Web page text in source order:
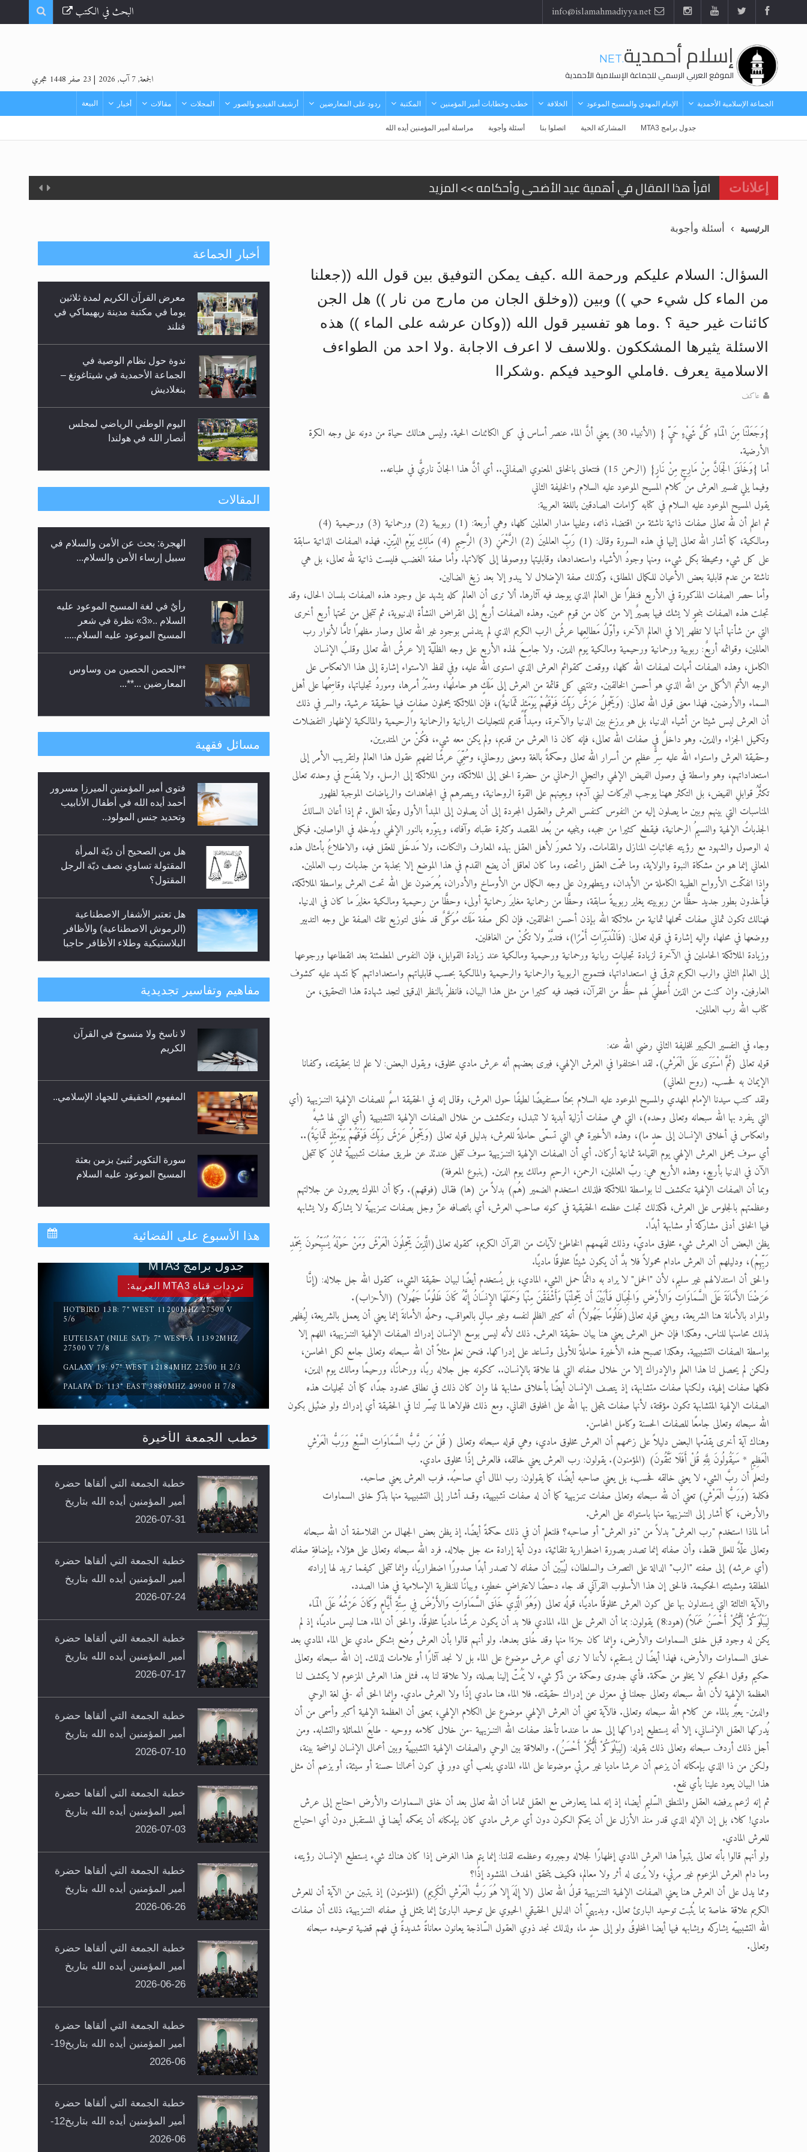
البحث في الكتب
إسلام أحمدية.NET
الموقع العربي الرسمي للجماعة الإسلامية الأحمدية الجمعة, 7 آب, 2026 | 23 صفر 1448 هجري
الجماعة الإسلامية الأحمدية الإمام المهدي والمسيح الموعود الخلافة خطب وخطابات أمير المؤمنين المكتبة ردود على المعارضين أرشيف الفيديو والصور المجلات مقالات أخبار البيعة
جدول برامج MTA3 المشاركة الحية اتصلوا بنا أسئلة وأجوبة مراسلة أمير المؤمنين أيده الله
إعلانات
اقرأ هذا المقال في أهمية عيد الأضحى وأحكامه >> المزيد
الحجّ.. دلالات، حِكم، وأهداف >> المزيد
تعميم هامّ لأفراد الجماعة >> المزيد
تعميم هامّ لأفراد الجماعة >> المزيد
إعلان هامّ بخصوص الرسائل المرسلة إلى حضرة امير المؤمنين أيده الله والمكتب العربي >> المزيد
للانتقال إلى كافة الردود على القمص زكريا يطرس وأعداء الإسلام اضغط هنا >> المزيد
اقرأ هذا الكتاب وتعرّف على حقيقة الإسراء والمعراج >> المزيد
الرئيسية أسئلة وأجوبة
السؤال: السلام عليكم ورحمة الله .كيف يمكن التوفيق بين قول الله ((جعلنا
من الماء كل شيء حي )) وبين ((وخلق الجان من مارج من نار )) هل الجن
كائنات غير حية ؟ .وما هو تفسير قول الله ((وكان عرشه على الماء )) هذه
الاسئلة يثيرها المشككون .وللاسف لا اعرف الاجابة .ولا احد من الطواءف
الاسلامية يعرف .فاملي الوحيد فيكم .وشكراا
عاكف
{وَجَعَلْنَا مِنَ الْمَاءِ كُلَّ شَيْءٍ حَيٍّ } (الأنبياء 30) يعني أنَّ الماء عنصر أساس في كل الكائنات الحية. وليس هنالك حياة من دونه على وجه الكرة
الأرضية.
أما {وَخَلَقَ الْجَانَّ مِنْ مَارِجٍ مِنْ نَارٍ} (الرحمن 15) فتتعلق بالخلق المعنوي الصفاتي.. أي أنَّ هذا الجانّ ناريٌّ في طباعه..
وفيما يلي تفسير العرش من كلام المسيح الموعود عليه السلام والخليفة الثاني
يقول المسيح الموعود عليه السلام في كتابه كرامات الصادقين باللغة العربية:
ثم اعلم أن لله تعالى صفات ذاتية ناشئة من اقتضاء ذاته، وعليها مدار العالمين كلها، وهي أربعة: (1) ربوبية (2) ورحمانية (3) ورحيمية (4)
ومالكية، كما أشار الله تعالى إليها في هذه السورة وقال: (1) رَبِّ العالمينَ (2) الرَّحْمَنِ (3) الرَّحِيمِ (4) مَالِكِ يَوْمِ الدِّينِ. فهذه الصفات الذاتية سابقة
على كل شيء ومحيطة بكل شيء، ومنها وجودُ الأشياء واستعدادها، وقابليتها ووصولها إلى كمالاتها. وأما صفة الغضب فليست ذاتية لله تعالى، بل هي
ناشئة من عدم قابلية بعض الأعيان للكمال المطلق، وكذلك صفة الإضلال لا يبدو إلا بعد زيغ الضالين.
وأما حصر الصفات المذكورة في الأربع فنظرًا على العالم الذي يوجد فيه آثارها. ألا ترى أن العالم كله يشهد على وجود هذه الصفات بلسان الحال، وقد
تجلت هذه الصفات بنحوٍ لا يشك فيها بصيرٌ إلا من كان من قوم عمين. وهذه الصفات أربعٌ إلى انقراض النشأة الدنيوية، ثم تتجلى من تحتها أربع أخرى
التي من شأنها أنها لا تظهر إلا في العالم الآخر، وأوّلُ مَطالِعِها عرشُ الرب الكريم الذي لم يتدنس بوجودِ غير الله تعالى وصار مظهرًا تامًّا لأنوار رب
العالمين، وقوائمه أربعٌ: ربوبية ورحمانية ورحيمية ومالكية يوم الدين. ولا جامِعَ لهذه الأربع على وجه الظلّيّة إلا عرشُ الله تعالى وقلبُ الإنسان
الكامل، وهذه الصفات أمهات لصفات الله كلها، ووقعت كقوائم العرش الذي استوى الله عليه، وفي لفظ الاستواء إشارة إلى هذا الانعكاس على
الوجه الأتم الأكمل من الله الذي هو أحسن الخالقين. وتنتهي كل قائمة من العرش إلى مَلَكٍ هو حاملُها، ومدبّرُ أمرها، وموردُ تجلياتها، وقاسِمُها على أهل
السماء والأرضين. فهذا معنى قول الله تعالى: (وَيَحْمِلُ عَرْشَ رَبِّكَ فَوْقَهُمْ يَوْمَئِذٍ ثَمَانيةٌ)، فإن الملائكة يحملون صفاتٍ فيها حقيقة عرشية. والسر في ذلك
أن العرش ليس شيئا من أشياء الدنيا، بل هو برزخ بين الدنيا والآخرة، ومبدأٌ قديم للتجليات الربانية والرحمانية والرحيمية والمالكية لإظهار التفضلات
وتكميل الجزاء والدين. وهو داخلٌ في صفات الله تعالى، فإنه كان ذا العرش من قديم، ولم يكن معه شيء، فكُنْ من المتدبرين.
وحقيقة العرش واستواء الله عليه سِرٌّ عظيم من أسرار الله تعالى وحكمةٌ بالغة ومعنى روحاني، وسُمِّيَ عرشًا لتفهيم عقول هذا العالم ولتقريب الأمر إلى
استعداداتهم، وهو واسطة في وصول الفيض الإلهي والتجلي الرحماني من حضرة الحق إلى الملائكة، ومن الملائكة إلى الرسل. ولا يقدَح في وحدته تعالى
تكثُّرُ قوابلِ الفيض، بل التكثر ههنا يوجب البركات لبني آدم، ويعِينهم على القوة الروحانية، وينصرهم في المجاهدات والرياضات الموجبة لظهور
المناسبات التي بينهم وبين ما يصلون إليه من النفوس كنفس العرش والعقول المجردة إلى أن يصلون إلى المبدأ الأول وعلّة العلل. ثم إذا أعان السالكَ
الجذباتُ الإلهية والنسيمُ الرحمانية، فيقطع كثيرا من حجبه، وينجيه من بُعد المقصد وكثرة عقباته وآفاته، وينوِّره بالنور الإلهي ويُدخله في الواصلين. فيكمل
له الوصول والشهود مع رؤيته عجائباتِ المنازل والمقامات. ولا شعورَ لأهل العقل بهذه المعارف والنكات، ولا مَدخَل للعقل فيه، والاطلاعُ بأمثال هذه
المعاني إنما هو من مشكاة النبوة والولاية، وما شمّت العقل رائحته، وما كان لعاقل أن يضع القدم في هذا الموضع إلا بجذبة من جذبات رب العالمين.
وإذا انفكّت الأرواح الطيبة الكاملة من الأبدان، ويتطهرون على وجه الكمال من الأوساخ والأدران، يُعرَضون على الله تحت العرش بواسطة الملائكة،
فيأخذون بطور جديد حظًّا من ربوبيته يغاير ربوبيةً سابقة، وحظًّا من رحمانية مغايرَ رحمانيةٍ أولى، وحظًّا من رحيمية ومالكية مغايرَ ما كان في الدنيا.
فهنالك تكون ثماني صفات تحملها ثمانية من ملائكة الله بإذن أحسن الخالقين. فإن لكل صفة مَلَك مُوَكَّلٌ قد خُلق لتوزيع تلك الصفة على وجه التدبير
ووضعها في محلها، وإليه إشارة في قوله تعالى: (فَالْمُدَبِّرَاتِ أَمْرًا)، فتدبَّرْ ولا تكُنْ من الغافلين.
وزيادة الملائكة الحاملين في الآخرة لزيادة تجلياتٍ ربانية ورحمانية ورحيمية ومالكية عند زيادة القوابل، فإن النفوس المطمئنة بعد انقطاعها ورجوعها
إلى العالم الثاني والرب الكريم تترقى في استعداداتها، فتتموج الربوبية والرحمانية والرحيمية والمالكية بحسب قابلياتهم واستعداداتهم كما تشهد عليه كشوف
العارفين. وإن كنت من الذين أُعطيَ لهم حظٌّ من القرآن، فتجد فيه كثيرا من مثل هذا البيان، فانظرْ بالنظر الدقيق لتجد شهادة هذا التحقيق، من
كتاب الله رب العالمين.
وجاء في التفسير الكبير للخليفة الثاني رضي الله عنه:
قوله تعالى (ثُمَّ اسْتَوَى عَلَى الْعَرْشِ). لقد اختلفوا في العرش الإلهي، فيرى بعضهم أنه عرش مادي مخلوق، ويقول البعض: لا علم لنا بحقيقته، وكفانا
الإيمان به فحسب. (روح المعاني)
ولقد كتب سيدنا الإمام المهدي والمسيح الموعود عليه السلام بحثًا مستفيضًا لطيفًا حول العرش، وقال إنه في الحقيقة اسمٌ للصفات الإلهية التنـزيهية (أي
التي ينفرد بها الله سبحانه وتعالى وحده)، التي هي صفات أزلية أبدية لا تتبدل، وتنكشف من خلال الصفات الإلهية التشبيهية (أي التي لها شبهٌ
وانعكاس في أخلاق الإنسان إلى حدٍ ما)، وهذه الأخيرة هي التي تسمّى حاملةً للعرش، بدليل قوله تعالى (وَيَحْمِلُ عَرْشَ رَبِّكَ فَوْقَهُمْ يَوْمَئِذٍ ثَمَانِيَةٌ)..
أي سوف يحمل العرش الإلهي يوم القيامة ثمانية أركان. أي أن الصفات الإلهية التنـزيهية سوف تتجلى عندئذ عن طريق صفات تشبيهيّة ثمانٍ كما تتجلى
الآن في الدنيا بأربعٍ، وهذه الأربع هي: ربّ العالمين، الرحمن، الرحيم ومالك يوم الدين. ‎(ينبوع المعرفة)
وبما أن الصفات الإلهية تنكشف لنا بواسطة الملائكة فلذلك استخدم الضمير (هُم) بدلاً من (ها) فقال (فوقهم). وكما أن الملوك يعبرون عن جلالتهم
وعظمتهم بالجلوس على العرش، فكذلك تجلت عظمته الحقيقية في كونه صاحب العرش، أي باتصافه عزّ وجل بصفات تنـزيهيّة لا يشاركه ولا يشابهه
فيها الخلق أدنى مشاركة أو مشابهة أبدًا.
يظن البعض أن العرش شيء مخلوق ماديّ، وذلك لفَهمهم الخاطئ لآيات من القرآن الكريم، كقوله تعالى(الَّذِينَ يَحْمِلُونَ الْعَرْشَ وَمَنْ حَوْلَهُ يُسَبِّحُونَ بِحَمْدِ
رَبِّهِمْ)، ودليلهم أن العرش مادام محمولاً فلا بدَّ أن يكون شيئًا مخلوقًا ماديًا.
والحق أن استدلالهم غير سليم، لأن "الحمل" لا يراد به دائمًا حمل الشيء المادي، بل يُستخدم أيضًا لبيان حقيقة الشيء، كقول الله جل جلاله: (إِنَّا
عَرَضْنَا الأَمَانَةَ عَلَى السَّمَاوَاتِ وَالأَرْضِ وَالْجِبَالِ فَأَبَيْنَ أَن يَحْمِلْنَهَا وَأَشْفَقْنَ مِنْهَا وَحَمَلَهَا الإِنسَانُ إِنَّهُ كَانَ ظَلُومًا جَهُولا) (الأحزاب).
والمراد بالأمانة هنا الشريعة، ويعني قوله تعالى(ظَلُومًا جَهُولاً) أنه كثير الظلم لنفسه وغير مبالٍ بالعواقب. وحملُه الأمانةَ إنما يعني أن يعمل بالشريعة، لِيُظهر
بذلك محاسنها للناس. وهكذا فإن حمل العرش يعني هنا بيان حقيقة العرش. ذلك لأنه ليس بوسع الإنسان إدراك الصفات الإلهية التنـزيهية، اللهم إلا
بواسطة الصفات التشبيهية. وهكذا تصبح هذه الأخيرة حاملةً للأولى وتساعد على إدراكها. فنحن نعلم مثلاً أن الله سبحانه وتعالى جامع لكل المحاسن،
ولكن لم يحصل لنا هذا العلم والإدراك إلا من خلال صفاته التي لها علاقة بالإنسان.. ككونه جل جلاله ربًا، ورحمانًا، ورحيمًا ومالك يوم الدين،
فكلها صفات إلهية، ولكنها صفات متشابهة، إذ يتصف الإنسان أيضًا بأخلاق مشابهة لها وإن كان ذلك في نطاق محدود جدًا، كما أن تجليات هذه
الصفات الإلهية المتشابهة تكون مؤقتة، لأنها صفات يتجلى بها الله على المخلوق الفاني. ومع ذلك فلولاها لما تيسّر لنا في الحقيقة أي إدراك ولو ضئيل بكون
الله سبحانه وتعالى جامعًا للصفات الحسنة وكامل المحاسن.
وهناك آية أخرى يقدّمها البعض دليلاً على زعمهم أن العرش مخلوق مادي، وهي قوله سبحانه وتعالى ( قُلْ مَن رَّبُّ السَّمَاوَاتِ السَّبْعِ وَرَبُّ الْعَرْشِ
الْعَظِيمِ * سَيَقُولُونَ لِلَّهِ قُلْ أَفَلَا تَتَّقُونَ) (المؤمنون). يقولون: رب العرش يعني خالقه، فالعرش إذًا مخلوق مادي.
ولنعلم أن ربَّ الشيء لا يعني خالقه فحسب، بل يعني صاحبه أيضًا، كما يقولون: رب المال أي صاحبُه. فرب العرش يعني صاحبه.
فكلمة (وَرَبُّ الْعَرْشِ) تعني أن لله سبحانه وتعالى صفات تنـزيهية كما أن له صفات تشبيهية، وقــد أشار إلى التشبيهـية منها بذكر خلق السماوات
والأرض، كما أشار إلى التنـزيهية منها باستوائه على العرش.
أما لماذا استخدم "رب العرش" بدلاً من "ذو العرش" أو صاحبه؟ فلنعلم أن في ذلك حكمةً أيضًا. إذ يظن بعض الجهال من الفلاسفة أن الله سبحانه
وتعالى علّةٌ للعلل فقط، وأن صفاته إنما تصدر بصورة اضطرارية تلقائية، دون أية إرادة منه جل جلاله. فرد الله سبحانه وتعالى على هؤلاء بإضافةِ صفاته
(أي عرشه) إلى صفته "الرب" الدالة على التصرف والسلطان، ليُبّين أن صفاته لا تصدر أبدًا صدورًا اضطراريًا، وإنما تتجلى كيفما تريد لها إرادته
المطلقة ومشيئته الحكيمة. فالحق إن هذا الأسلوب القرآني قد جاء دحضًا لاعتراضٍ خطيرٍ، وبيانًا للنظرية الإسلامية في هذا الصدد.
والآية الثالثة التي يستدلون بها على كون العرش مخلوقًا ماديًا، قولُه تعالى (وَهُوَ الَّذِي خَلَق السَّمَاوَاتِ وَالأَرْضَ فِي سِتَّةِ أَيَّامٍ وَكَانَ عَرْشُهُ عَلَى الْمَاء
لِيَبْلُوَكُمْ أَيُّكُمْ أَحْسَنُ عَمَلاً)(هود:8) يقولون: بما أن العرش على الماء المادي فلا بد أن يكون عرشًا ماديًا مخلوقًا. والحق أن الماء هنـا ليس ماديـًا، إذ لم
يكن له وجود قبل خلـق السماوات والأرض، وإنما كان جزءًا منها وقد خُلق بعدها. ولو أنهم قالوا بأن العرش وُضع بشكل مادي على الماء المادي بعد
خـلق السماوات والأرض، فهذا أيضًا لن يستقيم، لأننا لا نرى أي عرش موضوع على الماء بل لا نجد آثارًا أو علامات لذلك. إن الله سبحانه وتعالى
حكيم وقول الحكيم لا يخلو من حكمة. فأي جدوى وحكمة من ذكر شيء لا يَمُتّ إلينا بصلة، ولا علاقة لنا به. فمثل هذا العرش المزعوم لا يكشف لنا
العظمة الإلهية لأن الله سبحانه وتعالى جعلنا في معزل عن إدراك حقيقته. فلا الماء هنا مادي إذًا ولا العرش مادي. وإنما الحق أنه -في لغة الوحي
والدين- يعبَّر بالماء عن كلام الله سبحانه وتعالى. فالآية تعني أن العرش الإلهي موضوع على الكلام الإلهي، بمعنى أن العظمة الإلهية أكبر وأسمى من أن
يُدركها العقل الإنساني، إلا أنه يستطيع إدراكها إلى حدٍ ما عندما تأخذ صفات الله التنـزيهية -من خلال كلامه ووحيه - طابعَ المماثلة والتشابه. ومن
أجل ذلك أردف سبحانه وتعالى ذلك بقوله: (لِيَبْلُوَكُمْ أَيُّكُمْ أَحْسَنُ). والعلاقة بين الوحي والصفات الإلهية التشبيهيّة وبين أعمال الإنسان لواضحة بينة،
ولكن من ذا الذي بإمكانه أن يزعم أن عرشا ماديا غير مرئي موضوعا على الماء المادي يلعب أي دور في كون أعمالنا حسنة أو سيئة، أو يزعم أن مثل
هذا البيان يعود علينا بأي نفع.
ثم إنه لزعم يرفضه العقل والمنطق السّليم أيضا، إذ إنه لمما يتعارض مع العقل تماما أن الله تعالى بعد أن خلق السماوات والأرض احتاج إلى عرش
مادي! كلا، بل إن الإله الذي قدر منذ الأزل على أن يحكم الكون دون أي عرش مادي كان بإمكانه أن يحكمه أيضا في المستقبل دون أي احتياج
للعرش المادي.
ولو أنهم قالوا بأنه تعالى يتبوأ هذا العرش المادي إظهارًا لجلاله وجبروته وعظمته لقلنا: إنما يتم هذا الغرض إذا كان هناك شيء يستطيع الإنسان رؤيته،
وما دام العرش المزعوم غير مرئي، ولا يُرى له أثر ولا معالم، فكيف يتحقق الهدف المنشود إذًا؟
ومما يدل على أن العرش هنا يعني الصفات الإلهية التنـزيهية قولُ الله تعالى (لا إِلَهَ إِلا هُوَ رَبُّ الْعَرْشِ الْكَرِيمِ) (المؤمنون) إذ يتبين من الآية أن للعرش
الكريم علاقة خاصة بما يُثبت توحيد البارئ تعالى. وبديهيّ أن الدليل الحقيقي الحيوي على توحيد البارئ إنما يتمثل في صفاته التنـزيهية، ذلك أن صفات
الله التشبيهيّه يشاركه ويشابهه فيها أيضا المخلوقُ ولو إلى حدٍ ما، ولذلك نجد ذوي العقول السّاذجة يعانون معاناةً شديدةً في فهم قضية توحيده سبحانه
وتعالى.
أخبار الجماعة
معرض القرآن الكريم لمدة ثلاثين
يوما في مكتبة مدينة ريهيماكي في
فنلند
ندوة حول نظام الوصية في
الجماعة الأحمدية في شيتاغونغ –
بنغلاديش
اليوم الوطني الرياضي لمجلس
أنصار الله في هولندا
إتمام حفظ القرآن الكريم لثلاثة
حفل توزيع الشهادات في الجامعة
الأحمدية بنيجيريا لعام 2025
المقالات
الهجرة: بحث عن الأمن والسلام في
سبيل إرساء الأمن والسلام...
رأيٌ في لغة المسيح الموعود عليه
السلام ..«3» نظرة في شعر
المسيح الموعود عليه السلام.....
**الحصن الحصين من وساوس
المعارضين ...**...
متطلَّبات التّحريك الجديد...
رأيٌ في لغة المسيح الموعود عليه
السلام.. 4...
مسائل فقهية
فتوى أمير المؤمنين الميرزا مسرور
أحمد أيده الله في أطفال الأنابيب
وتحديد جنس المولود..
هل من الصحيح أن ديّة المرأة
المقتولة تساوي نصف ديّة الرجل
المقتول؟
هل تعتبر الأشفار الاصطناعية
(الرموش الاصطناعية) والأظافر
البلاستيكية وطلاء الأظافر حاجبا
هل يُحسب حول الزكاة وفق السنة
الميلادية أو الهجرية؟
هل يجوز فتح مشروع كوافير نسائي
للمحجبات وغير المحجبات؟
مفاهيم وتفاسير تجديدية
لا ناسخ ولا منسوخ في القرآن
الكريم
المفهوم الحقيقي للجهاد الإسلامي..
سورة التكوير تُنبئ بزمن بعثة
المسيح الموعود عليه السلام
حقيقة المسيح الدجال
القرآن قاضٍ وحكمٌ على السنة
ومهيمنٌ عليها.. ليس العكس
هذا الأسبوع على الفضائية
ترددات قناة MTA3 العربية:
HOTBIRD 13B: 7° WEST 11200MHZ 27500 V
5/6
EUTELSAT (NILE SAT): 7° WEST-A 11392MHZ
27500 V 7/8
GALAXY 19: 97° WEST 12184MHZ 22500 H 2/3
PALAPA D: 113° EAST 3880MHZ 29900 H 7/8
جدول برامج MTA3
خطب الجمعة الأخيرة
خطبة الجمعة التي ألقاها حضرة
أمير المؤمنين أيده الله بتاريخ
31-07-2026
خطبة الجمعة التي ألقاها حضرة
أمير المؤمنين أيده الله بتاريخ
24-07-2026
خطبة الجمعة التي ألقاها حضرة
أمير المؤمنين أيده الله بتاريخ
17-07-2026
خطبة الجمعة التي ألقاها حضرة
أمير المؤمنين أيده الله بتاريخ
10-07-2026
خطبة الجمعة التي ألقاها حضرة
أمير المؤمنين أيده الله بتاريخ
03-07-2026
خطبة الجمعة التي ألقاها حضرة
أمير المؤمنين أيده الله بتاريخ
26-06-2026
خطبة الجمعة التي ألقاها حضرة
أمير المؤمنين أيده الله بتاريخ
26-06-2026
خطبة الجمعة التي ألقاها حضرة
أمير المؤمنين أيده الله بتاريخ19-
06-2026
خطبة الجمعة التي ألقاها حضرة
أمير المؤمنين أيده الله بتاريخ12-
06-2026